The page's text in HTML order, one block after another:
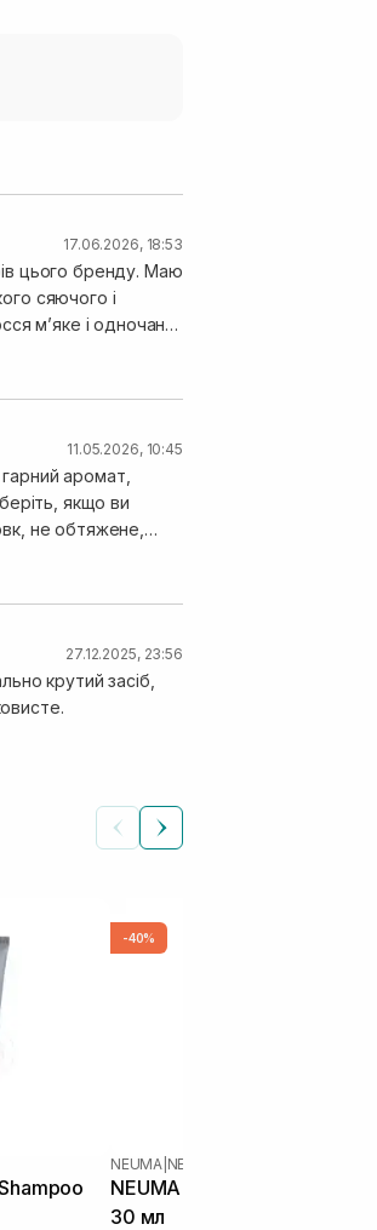
17.06.2026, 18:53
цього бренду. Маю
сяючого і
мʼяке і одночано
заламінована.
11.05.2026, 10:45
аромат,
якщо ви
не обтяжене,
укладки !
27.12.2025, 23:56
крутий засіб,
-40%
NEUMA| NEU REPAIR
NEUMA Neu Repair
30 мл